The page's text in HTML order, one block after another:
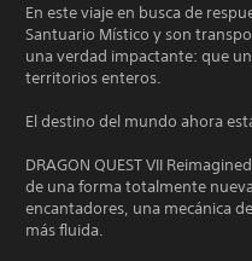
En este viaje en busca de
Santuario Místico y son
una verdad impactante: que
territorios enteros.
El destino del mundo ahora
DRAGON QUEST VII
de una forma totalmente
encantadores, una mecánica
más fluida.